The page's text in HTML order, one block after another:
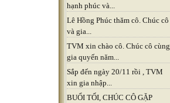
hạnh phúc và...
Lê Hồng Phúc thăm cô. Chúc cô
và gia...
TVM xin chào cô. Chúc cô cùng
gia quyến năm...
Sắp đến ngày 20/11 rồi , TVM
xin gia nhập...
BUỔI TỐI, CHÚC CÔ GẶP